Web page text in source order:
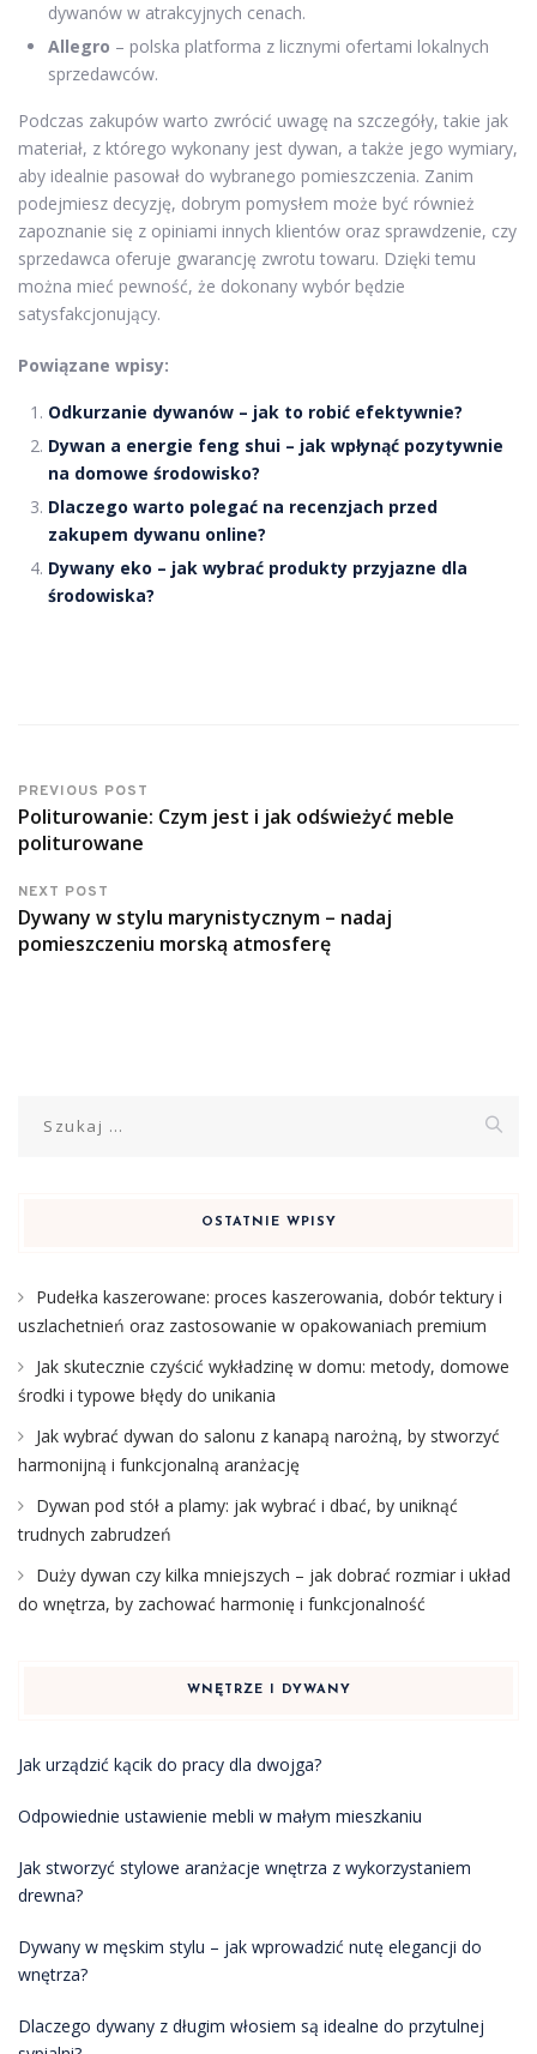
dywanów w atrakcyjnych cenach.
Allegro – polska platforma z licznymi ofertami lokalnych
sprzedawców.
Podczas zakupów warto zwrócić uwagę na szczegóły, takie jak
materiał, z którego wykonany jest dywan, a także jego wymiary,
aby idealnie pasował do wybranego pomieszczenia. Zanim
podejmiesz decyzję, dobrym pomysłem może być również
zapoznanie się z opiniami innych klientów oraz sprawdzenie, czy
sprzedawca oferuje gwarancję zwrotu towaru. Dzięki temu
można mieć pewność, że dokonany wybór będzie
satysfakcjonujący.
Powiązane wpisy:
Odkurzanie dywanów – jak to robić efektywnie?
Dywan a energie feng shui – jak wpłynąć pozytywnie
na domowe środowisko?
Dlaczego warto polegać na recenzjach przed
zakupem dywanu online?
Dywany eko – jak wybrać produkty przyjazne dla
środowiska?
PREVIOUS POST
Politurowanie: Czym jest i jak odświeżyć meble
politurowane
NEXT POST
Dywany w stylu marynistycznym – nadaj
pomieszczeniu morską atmosferę
OSTATNIE WPISY
Pudełka kaszerowane: proces kaszerowania, dobór tektury i
uszlachetnień oraz zastosowanie w opakowaniach premium
Jak skutecznie czyścić wykładzinę w domu: metody, domowe
środki i typowe błędy do unikania
Jak wybrać dywan do salonu z kanapą narożną, by stworzyć
harmonijną i funkcjonalną aranżację
Dywan pod stół a plamy: jak wybrać i dbać, by uniknąć
trudnych zabrudzeń
Duży dywan czy kilka mniejszych – jak dobrać rozmiar i układ
do wnętrza, by zachować harmonię i funkcjonalność
WNĘTRZE I DYWANY
Jak urządzić kącik do pracy dla dwojga?
Odpowiednie ustawienie mebli w małym mieszkaniu
Jak stworzyć stylowe aranżacje wnętrza z wykorzystaniem
drewna?
Dywany w męskim stylu – jak wprowadzić nutę elegancji do
wnętrza?
Dlaczego dywany z długim włosiem są idealne do przytulnej